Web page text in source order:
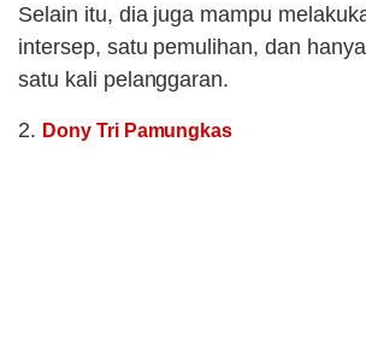
Selain itu, dia juga mampu
intersep, satu pemulihan, dan
satu kali pelanggaran.
2. Dony Tri Pamungkas